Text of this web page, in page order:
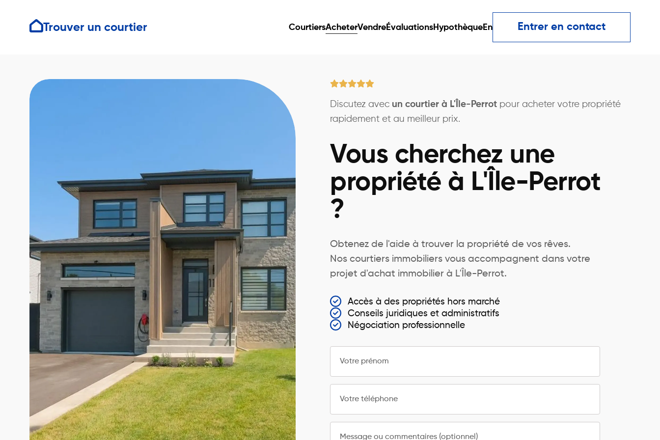
Trouver un courtier CourtiersAcheterVendreÉvaluationsHypothèqueEn Entrer en contact
Discutez avec un courtier à L'Île-Perrot pour acheter votre propriété
rapidement et au meilleur prix.
Vous cherchez une
propriété à L'Île-Perrot
?
Obtenez de l'aide à trouver la propriété de vos rêves.
Nos courtiers immobiliers vous accompagnent dans votre
projet d'achat immobilier à L'Île-Perrot.
Accès à des propriétés hors marché
Conseils juridiques et administratifs
Négociation professionnelle
Votre prénom
Votre téléphone
Message ou commentaires (optionnel)